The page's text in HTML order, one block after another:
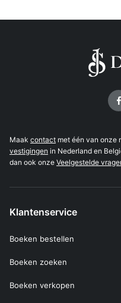
Maak contact met één van onze
vestigingen in Nederland en
dan ook onze Veelgestelde
Klantenservice
Boeken bestellen
Boeken zoeken
Boeken verkopen